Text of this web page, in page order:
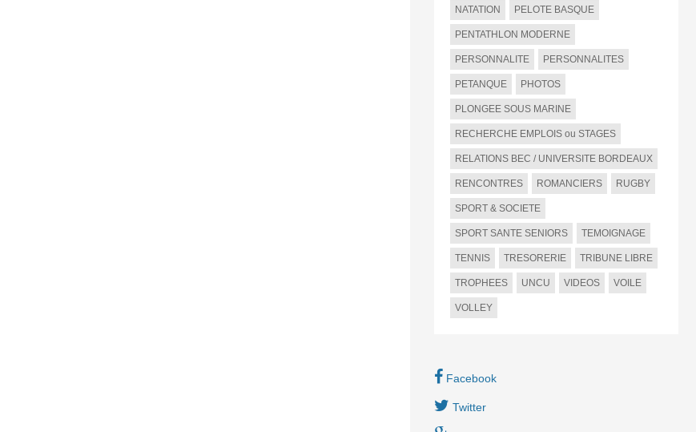
NATATION PELOTE BASQUE
PENTATHLON MODERNE
PERSONNALITE PERSONNALITES
PETANQUE PHOTOS
PLONGEE SOUS MARINE
RECHERCHE EMPLOIS ou STAGES
RELATIONS BEC / UNIVERSITE BORDEAUX
RENCONTRES ROMANCIERS RUGBY
SPORT & SOCIETE
SPORT SANTE SENIORS TEMOIGNAGE
TENNIS TRESORERIE TRIBUNE LIBRE
TROPHEES UNCU VIDEOS VOILE
VOLLEY
Facebook
Twitter